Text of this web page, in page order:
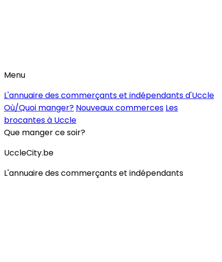
Menu
L'annuaire des commerçants et indépendants d'Uccle
Où/Quoi manger? Nouveaux commerces Les
brocantes à Uccle
Que manger ce soir?
UccleCity.be
L'annuaire des commerçants et indépendants